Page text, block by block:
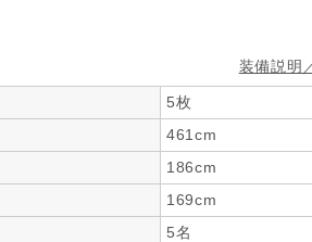
装備説明
5枚
461cm
186cm
169cm
5名